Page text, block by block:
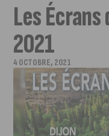
Les Écrans
2021
4 OCTOBRE, 2021